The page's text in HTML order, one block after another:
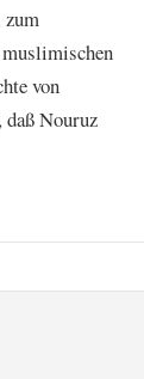
zum
von
Nouruz